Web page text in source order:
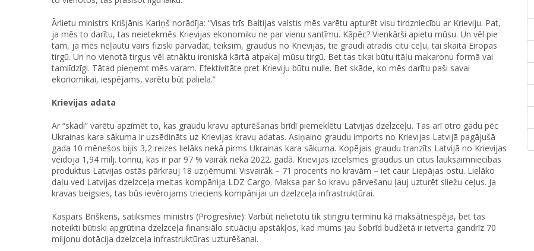
Ārlietu ministrs Krišjānis Kariņš norādīja: “Visas trīs Baltijas valstis mēs varētu apturēt visu tirdzniecību ar Krieviju. Pat,
ja mēs to darītu, tas neietekmēs Krievijas ekonomiku ne par vienu santīmu. Kāpēc? Vienkārši apietu mūsu. Un vēl pie
tam, ja mēs neļautu vairs fiziski pārvadāt, teiksim, graudus no Krievijas, tie graudi atradīs citu ceļu, tai skaitā Eiropas
tirgū. Un no vienotā tirgus vēl atnāktu ironiskā kārtā atpakaļ mūsu tirgū. Bet tas tikai būtu itāļu makaronu formā vai
tamlīdzīgi. Tātad pieņemt mēs varam. Efektivitāte pret Krieviju būtu nulle. Bet skāde, ko mēs darītu paši savai
ekonomikai, iespējams, varētu būt paliela.”
Krievijas adata
Ar “skādi” varētu apzīmēt to, kas graudu kravu apturēšanas brīdī piemeklētu Latvijas dzelzceļu. Tas arī otro gadu pēc
Ukrainas kara sākuma ir uzsēdināts uz Krievijas kravu adatas. Asiņaino graudu imports no Krievijas Latvijā pagājušā
gada 10 mēnešos bijis 3,2 reizes lielāks nekā pirms Ukrainas kara sākuma. Kopējais graudu tranzīts Latvijā no Krievijas
veidoja 1,94 milj. tonnu, kas ir par 97 % vairāk nekā 2022. gadā. Krievijas izcelsmes graudus un citus lauksaimniecības
produktus Latvijas ostās pārkrauj 18 uzņēmumi. Visvairāk – 71 procents no kravām – iet caur Liepājas ostu. Lielāko
daļu ved Latvijas dzelzceļa meitas kompānija LDZ Cargo. Maksa par šo kravu pārvešanu ļauj uzturēt sliežu ceļus. Ja
kravas beigsies, tas būs ievērojams trieciens kompānijai un dzelzceļa infrastruktūrai.
Kaspars Briškens, satiksmes ministrs (Progresīvie): Varbūt nelietotu tik stingru terminu kā maksātnespēja, bet tas
noteikti būtiski apgrūtina dzelzceļa finansiālo situāciju apstākļos, kad mums jau šobrīd budžetā ir ietverta gandrīz 70
miljonu dotācija dzelzceļa infrastruktūras uzturēšanai.